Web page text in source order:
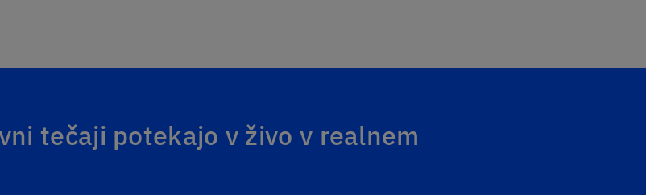
tečaji potekajo v živo v realnem